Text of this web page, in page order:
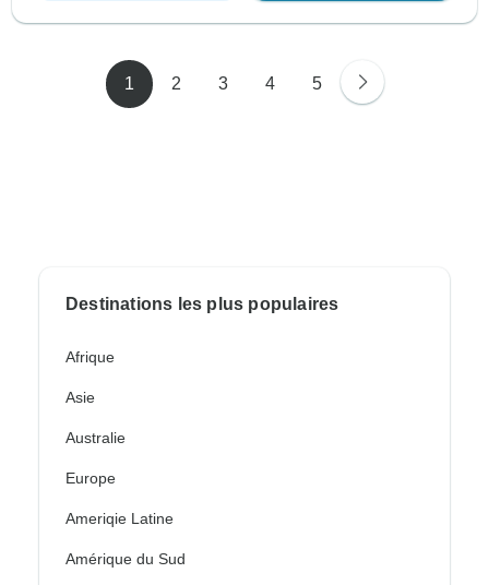
1 2 3 4 5
Destinations les plus populaires
Afrique
Asie
Australie
Europe
Ameriqie Latine
Amérique du Sud